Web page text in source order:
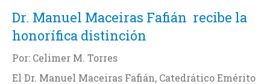
Dr. Manuel Maceiras Fafián recibe la
honorífica distinción
Por: Celimer M. Torres
El Dr. Manuel Maceiras Fafián, Catedrático Emérito